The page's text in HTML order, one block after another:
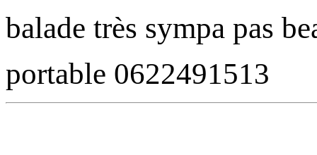
balade très sympa pas
portable 0622491513